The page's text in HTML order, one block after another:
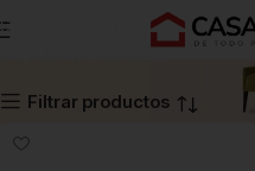
Skip to navigation
Skip to main content
Tienda
Filtrar productos